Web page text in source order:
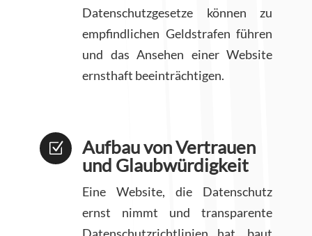
Datenschutzgesetze können zu
empfindlichen Geldstrafen führen
und das Ansehen einer Website
ernsthaft beeinträchtigen.
Z
Aufbau von Vertrauen
und Glaubwürdigkeit
Eine Website, die Datenschutz
ernst nimmt und transparente